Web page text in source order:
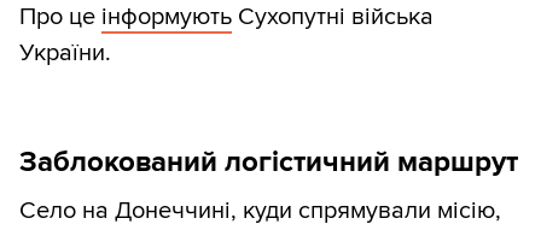
Про це інформують Сухопутні війська
України.
Заблокований логістичний маршрут
Село на Донеччині, куди спрямували місію,